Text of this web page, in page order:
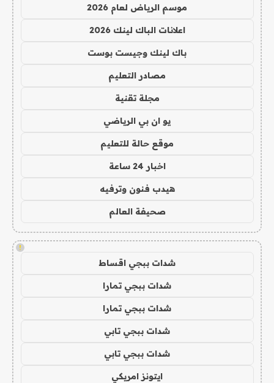
موسم الرياض لعام 2026
اعلانات الباك لينك 2026
باك لينك وجيست بوست
مصادر التعليم
مجلة تقنية
يو ان بي الرياضي
موقع حالة للتعليم
اخبار 24 ساعة
هيدب فنون وترفيه
صحيفة العالم
!
شدات ببجي اقساط
شدات ببجي تمارا
شدات ببجي تمارا
شدات ببجي تابي
شدات ببجي تابي
ايتونز امريكي